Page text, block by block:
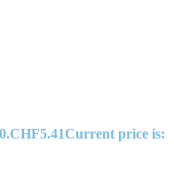
CHF5.41Current price is: